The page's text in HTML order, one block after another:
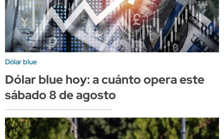
Dólar blue
Dólar blue hoy: a cuánto opera este
sábado 8 de agosto